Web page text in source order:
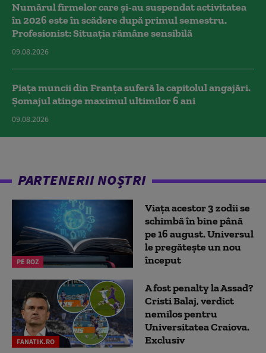
Numărul firmelor care și-au suspendat activitatea
în 2026 este în scădere după primul semestru.
Profesionist: Situația rămâne sensibilă
09.08.2026
Piața muncii din Franța suferă la capitolul angajări.
Șomajul atinge maximul ultimilor 6 ani
09.08.2026
PARTENERII NOȘTRI
PE ROZ
Viața acestor 3 zodii se
schimbă în bine până
pe 16 august. Universul
le pregătește un nou
început
FANATIK.RO
A fost penalty la Assad?
Cristi Balaj, verdict
nemilos pentru
Universitatea Craiova.
Exclusiv